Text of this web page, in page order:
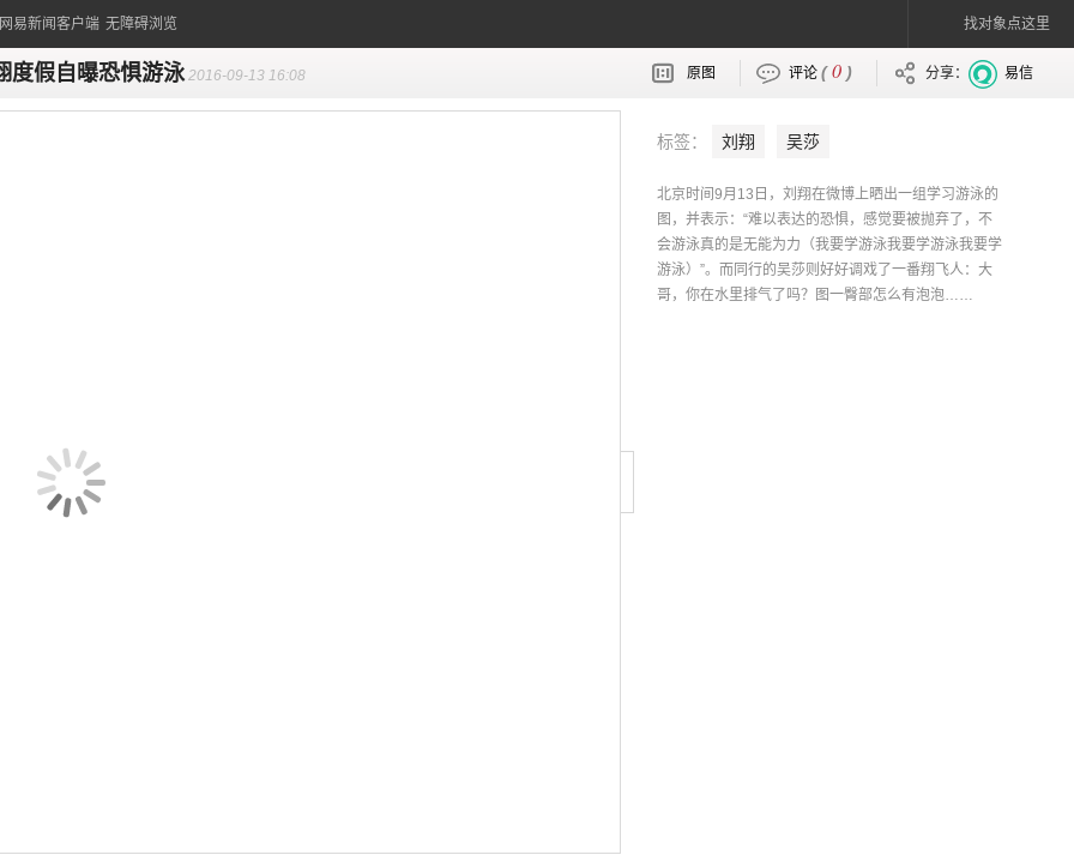
易新闻客户端 无障碍浏览 找对象点这里
度假自曝恐惧游泳 2016-09-13 16:08 原图 评论 (0 ) 分享： 易信
标签： 刘翔 吴莎
北京时间9月13日，刘翔在微博上晒出一组学习游泳的
图，并表示：“难以表达的恐惧，感觉要被抛弃了，不
会游泳真的是无能为力（我要学游泳我要学游泳我要学
游泳）”。而同行的吴莎则好好调戏了一番翔飞人：大
哥，你在水里排气了吗？图一臀部怎么有泡泡……